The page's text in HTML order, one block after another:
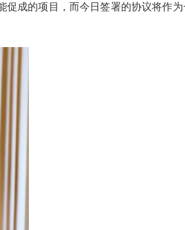
促成的项目，而今日签署的协议将作